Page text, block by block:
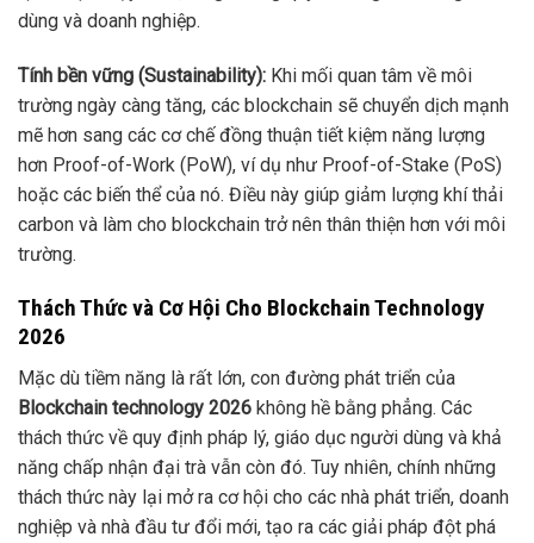
dùng và doanh nghiệp.
Tính bền vững (Sustainability): Khi mối quan tâm về môi
trường ngày càng tăng, các blockchain sẽ chuyển dịch mạnh
mẽ hơn sang các cơ chế đồng thuận tiết kiệm năng lượng
hơn Proof-of-Work (PoW), ví dụ như Proof-of-Stake (PoS)
hoặc các biến thể của nó. Điều này giúp giảm lượng khí thải
carbon và làm cho blockchain trở nên thân thiện hơn với môi
trường.
Thách Thức và Cơ Hội Cho Blockchain Technology
2026
Mặc dù tiềm năng là rất lớn, con đường phát triển của
Blockchain technology 2026 không hề bằng phẳng. Các
thách thức về quy định pháp lý, giáo dục người dùng và khả
năng chấp nhận đại trà vẫn còn đó. Tuy nhiên, chính những
thách thức này lại mở ra cơ hội cho các nhà phát triển, doanh
nghiệp và nhà đầu tư đổi mới, tạo ra các giải pháp đột phá